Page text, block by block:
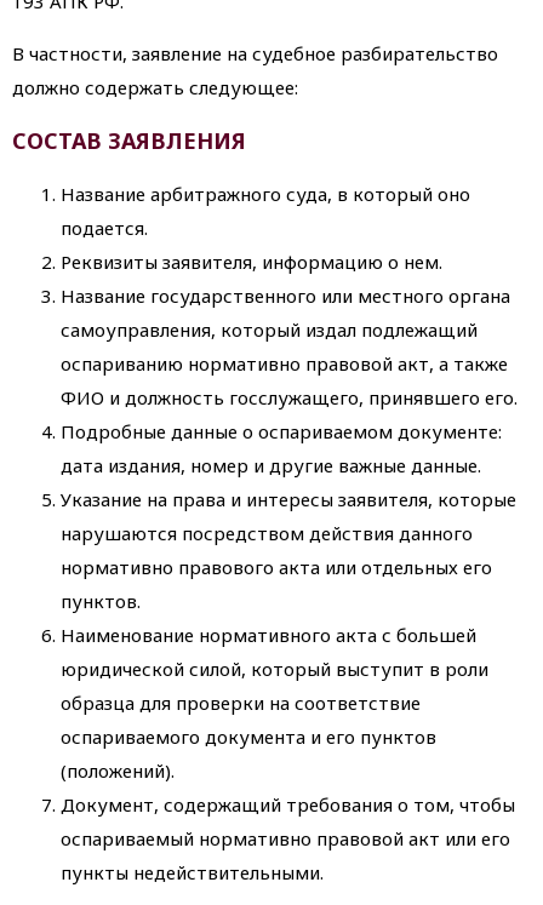
В частности, заявление на судебное разбирательство
должно содержать следующее:
СОСТАВ ЗАЯВЛЕНИЯ
Название арбитражного суда, в который оно
подается.
Реквизиты заявителя, информацию о нем.
Название государственного или местного органа
самоуправления, который издал подлежащий
оспариванию нормативно правовой акт, а также
ФИО и должность госслужащего, принявшего его.
Подробные данные о оспариваемом документе:
дата издания, номер и другие важные данные.
Указание на права и интересы заявителя, которые
нарушаются посредством действия данного
нормативно правового акта или отдельных его
пунктов.
Наименование нормативного акта с большей
юридической силой, который выступит в роли
образца для проверки на соответствие
оспариваемого документа и его пунктов
(положений).
Документ, содержащий требования о том, чтобы
оспариваемый нормативно правовой акт или его
пункты недействительными.